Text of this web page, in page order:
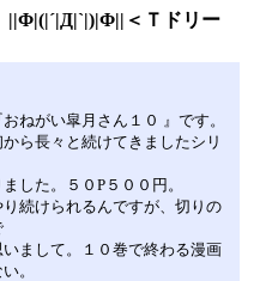
||Φ|(|´|Д|`|)|Φ||＜Ｔドリー
ねがい皐月さん１０ 』です。
ら長々と続けてきましたシリ
した。５０P５００円。
続けられるんですが、切りの
まして。１０巻で終わる漫画
。